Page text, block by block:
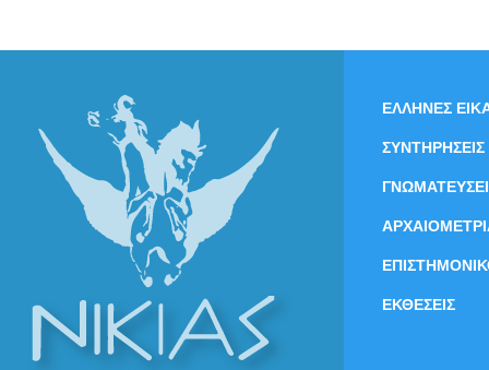
ΕΛΛΗΝΕΣ
ΣΥΝΤΗΡΗΣΕΙΣ
ΕΚΘΕΣΕΙΣ